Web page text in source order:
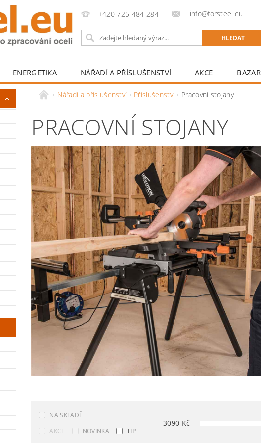
+420 725 484 284 info@forsteel.eu
ENERGETIKA NÁŘADÍ A PŘÍSLUŠENSTVÍ AKCE BAZAR
Nářadí a příslušenství Příslušenství Pracovní stojany
PRACOVNÍ STOJANY
NA SKLADĚ
AKCE
NOVINKA TIP
3090 Kč